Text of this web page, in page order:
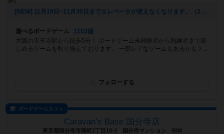
[NEW] 11月19日~11月30日までエレベータが使えなくなります。（2025年10月20日 16時13分）
遊べるボードゲーム
1103個
大阪の天王寺駅から徒歩5分！ ボードゲーム未経験者から熟練者まで楽
しめるゲームを取り揃えております。 一部レアなゲームもあるかも？...
フォローする
ボードゲームカフェ
Caravan’s Base 国分寺店
東京都国分寺市南町2丁目18-3 国分寺マンション B08